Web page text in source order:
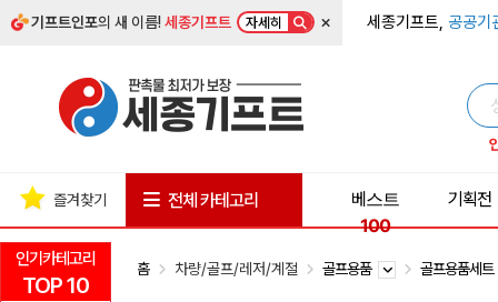
기프트인포의 새 이름!세종기프트 자세히 × 세종기프트, 공공기
인기카테고리
TOP 10
즐겨찾기 전체 카테고리
베스트
100
기획전
홈 차량/골프/레저/계절 골프용품 골프용품세